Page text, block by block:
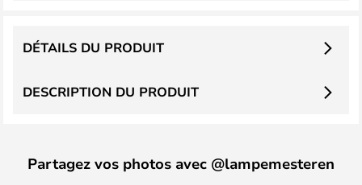
DESCRIPTION DU PRODUIT
DÉTAILS DU PRODUIT
Partagez vos photos avec @lampemesteren